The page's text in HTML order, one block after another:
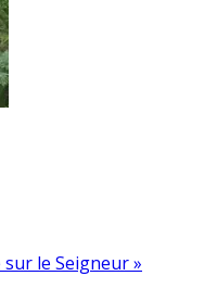
le Seigneur »